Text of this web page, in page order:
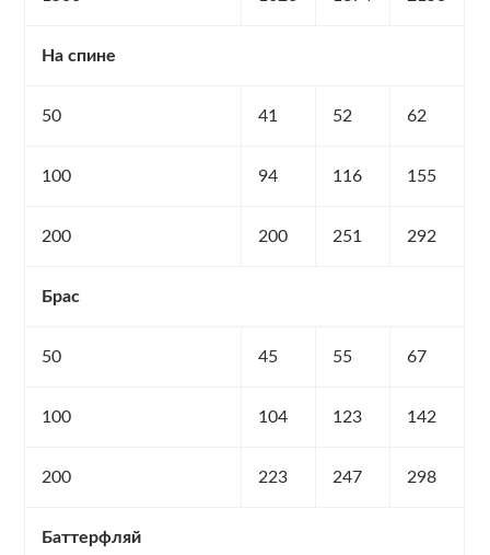
На спине
50 41 52 62
100 94 116 155
200 200 251 292
Брас
50 45 55 67
100 104 123 142
200 223 247 298
Баттерфляй